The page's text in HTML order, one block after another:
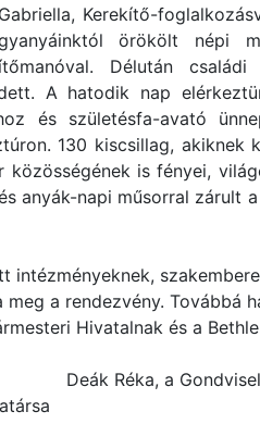
Kerekítő-
örökölt népi
Délután
A hatodik nap
és születésfa-avató
130 kiscsillag, akiknek
közösségének is fényei,
anyák-napi műsorral zárult
intézményeknek,
a rendezvény. Továbbá
Hivatalnak és a
Gondviselés